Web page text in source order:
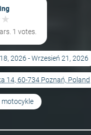
★
★
1 votes.
2026 - Wrzesień 21, 2026
14, 60-734 Poznań, Poland
motocykle